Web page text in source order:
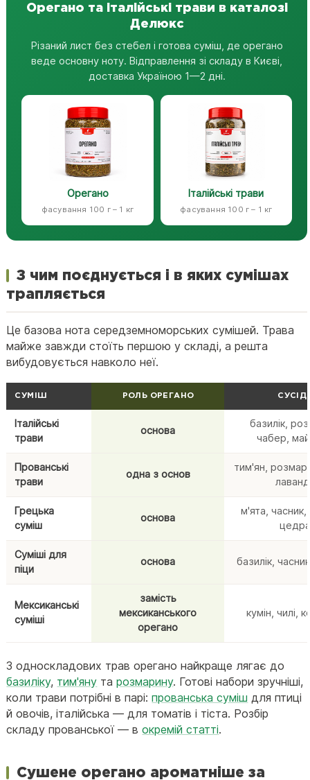
Орегано та італійські трави в каталозі
Делюкс
Різаний лист без стебел і готова суміш, де орегано
веде основну ноту. Відправлення зі складу в Києві,
доставка Україною 1—2 дні.
Орегано
фасування 100 г – 1 кг
Італійські трави
фасування 100 г – 1 кг
З чим поєднується і в яких сумішах
трапляється
Це базова нота середземноморських сумішей. Трава
майже завжди стоїть першою у складі, а решта
вибудовується навколо неї.
СУМІШ РОЛЬ ОРЕГАНО
Італійські
трави
основа
базилік,
чабер,
Прованські
трави
одна з основ
тим'ян,
Грецька
суміш
основа
м'ята,
Суміші для
піци
основа базилік,
Мексиканські
суміші
замість
мексиканського
орегано
кумін, чилі,
З односкладових трав орегано найкраще лягає до
базиліку, тим'яну тарозмарину. Готові набори зручніші,
коли трави потрібні в парі:прованська суміш для птиці
й овочів, італійська — для томатів і тіста. Розбір
складу прованської — вокремій статті.
Сушене орегано ароматніше за